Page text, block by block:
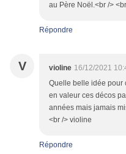
au Père Noël.<br />
Répondre
V violine 16/12/2021
Quelle belle idée pour
en valeur ces décos
années mais jamais
<br /> violine
Répondre